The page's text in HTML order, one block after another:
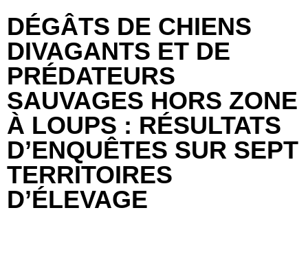
DÉGÂTS DE CHIENS
DIVAGANTS ET DE
PRÉDATEURS
SAUVAGES HORS ZONE
À LOUPS : RÉSULTATS
D’ENQUÊTES SUR SEPT
TERRITOIRES
D’ÉLEVAGE